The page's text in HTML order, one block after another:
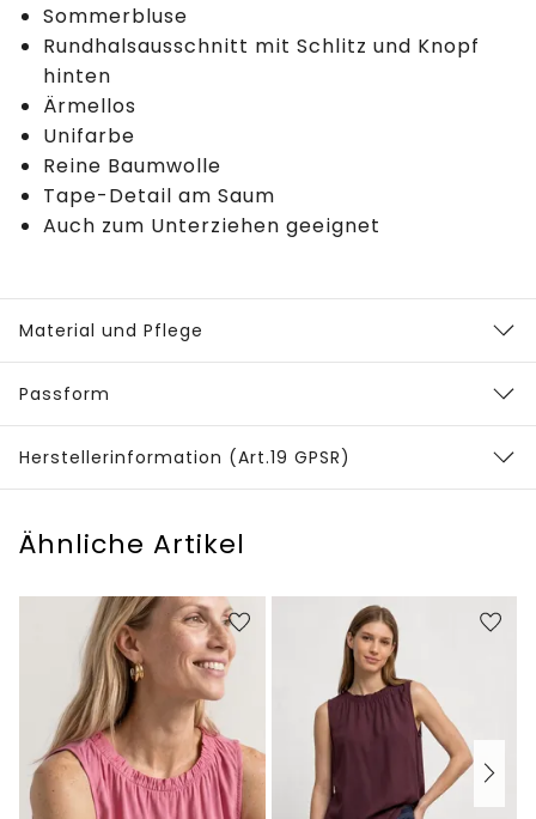
Sommerbluse
Rundhalsausschnitt mit Schlitz und Knopf
hinten
Ärmellos
Unifarbe
Reine Baumwolle
Tape-Detail am Saum
Auch zum Unterziehen geeignet
Material und Pflege
Passform
Herstellerinformation (Art.19 GPSR)
Ähnliche Artikel